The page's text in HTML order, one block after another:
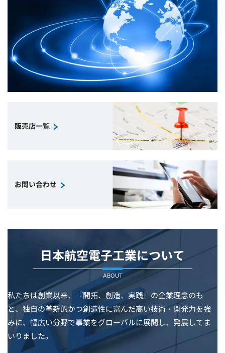
販売店一覧
お問い合わせ
日本航空電子工業について
ABOUT
私たちは創業以来、『開拓、創造、実践』の企業理念のも
と、独自の革新的かつ創造性に富んだ高い技術・開発力を強
みに、幅広い分野で事業をグローバルに展開し、発展してま
いりました。